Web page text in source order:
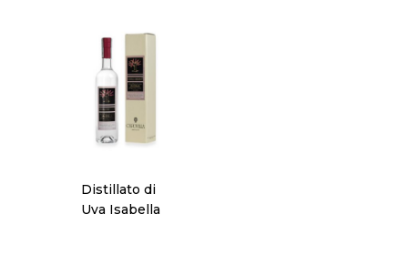
Distillato di
Uva Isabella